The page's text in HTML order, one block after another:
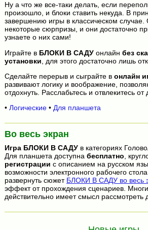
Ну а что же все-таки делать, если
произошло, и блоки ставить некуда. В
завершению игры в классическом случае.
некоторые сюрпризы, и они достаточно
узнаете о них сами!
Играйте в БЛОКИ В САДУонлайн без
установки , для этого достаточно лишь
Сделайте перерыв и сыграйте в онлайн
развивают логику и воображение,
отдохнуть. Расслабьтесь и отвлекитесь от
• Логические• Для планшета
Во весь экран
Игра БЛОКИ В САДУв категориях
Для планшета доступна бесплатно,
регистрации с описанием на русском
возможности электронного рабочего
развернуть сюжет БЛОКИ В САДУ во весь
эффект от прохождения сценариев.
действительно имеет смысл рассмотреть